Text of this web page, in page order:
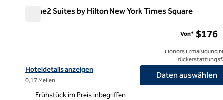
Home2 Suites by Hilton New York Times Square
Hoteldetails für Home2 Suites by Hilton New York Times Square
Hoteldetails anzeigen
0,17 Meilen
Von* $176
Honors Ermäßigung
Daten auswählen
Frühstück im Preis inbegriffen